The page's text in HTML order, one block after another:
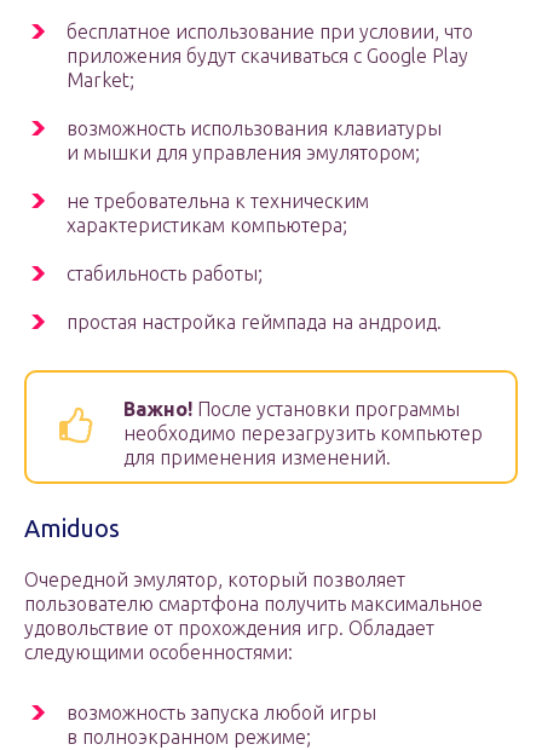
бесплатное использование при условии, что
приложения будут скачиваться с Google Play
Market;
возможность использования клавиатуры
и мышки для управления эмулятором;
не требовательна к техническим
характеристикам компьютера;
стабильность работы;
простая настройка геймпада на андроид.
Важно! После установки программы
необходимо перезагрузить компьютер
для применения изменений.
Amiduos
Очередной эмулятор, который позволяет
пользователю смартфона получить максимальное
удовольствие от прохождения игр. Обладает
следующими особенностями:
возможность запуска любой игры
в полноэкранном режиме;